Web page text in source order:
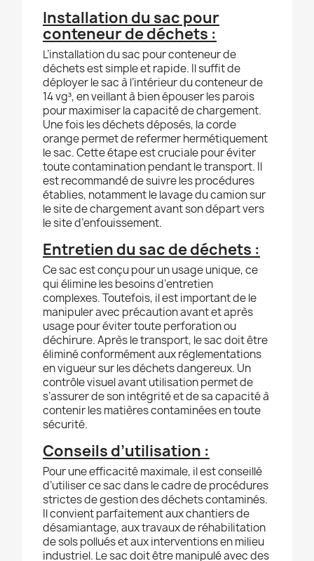
Installation du sac pour
conteneur de déchets :
L’installation du sac pour conteneur de
déchets est simple et rapide. Il suffit de
déployer le sac à l’intérieur du conteneur de
14 vg³, en veillant à bien épouser les parois
pour maximiser la capacité de chargement.
Une fois les déchets déposés, la corde
orange permet de refermer hermétiquement
le sac. Cette étape est cruciale pour éviter
toute contamination pendant le transport. Il
est recommandé de suivre les procédures
établies, notamment le lavage du camion sur
le site de chargement avant son départ vers
le site d’enfouissement.
Entretien du sac de déchets :
Ce sac est conçu pour un usage unique, ce
qui élimine les besoins d’entretien
complexes. Toutefois, il est important de le
manipuler avec précaution avant et après
usage pour éviter toute perforation ou
déchirure. Après le transport, le sac doit être
éliminé conformément aux réglementations
en vigueur sur les déchets dangereux. Un
contrôle visuel avant utilisation permet de
s’assurer de son intégrité et de sa capacité à
contenir les matières contaminées en toute
sécurité.
Conseils d’utilisation :
Pour une efficacité maximale, il est conseillé
d’utiliser ce sac dans le cadre de procédures
strictes de gestion des déchets contaminés.
Il convient parfaitement aux chantiers de
désamiantage, aux travaux de réhabilitation
de sols pollués et aux interventions en milieu
industriel. Le sac doit être manipulé avec des